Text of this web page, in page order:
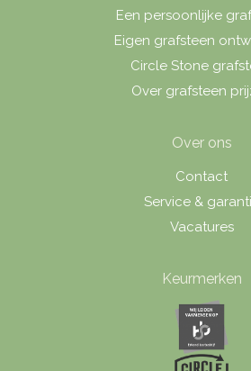
Een persoonlijke
Eigen grafsteen
Circle Stone
Over grafsteen
Over ons
Contact
Service &
Vacatures
Keurmerken